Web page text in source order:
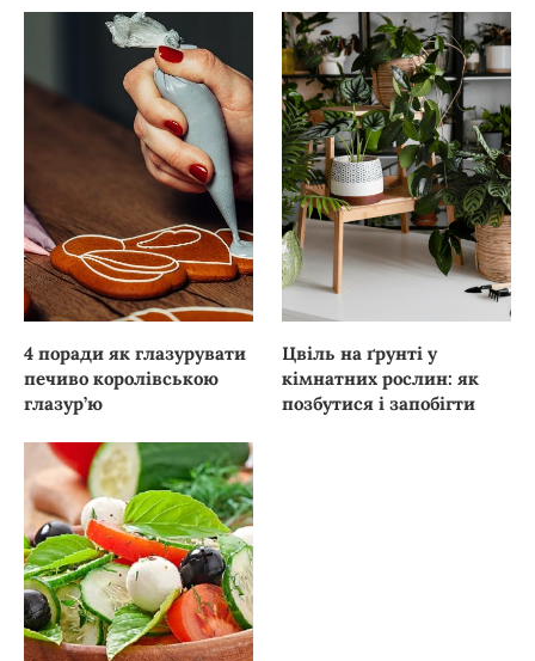
4 поради як глазурувати
печиво королівською
глазур’ю
Цвіль на ґрунті у
кімнатних рослин: як
позбутися і запобігти